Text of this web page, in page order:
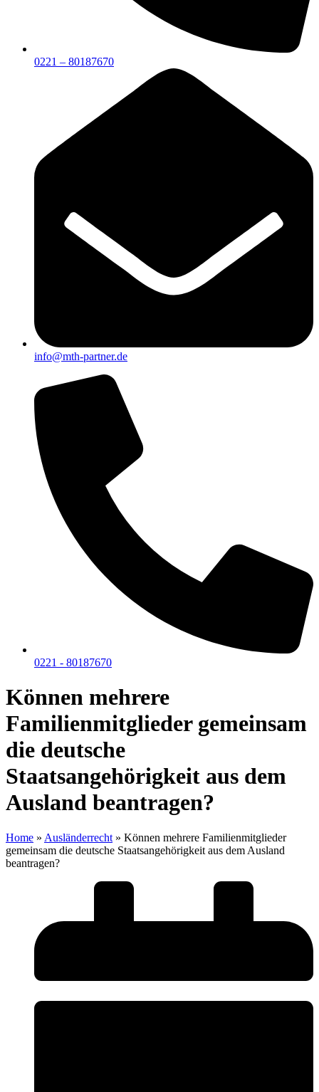
0221 – 80187670
info@mth-partner.de
0221 - 80187670
Können mehrere
Familienmitglieder gemeinsam
die deutsche
Staatsangehörigkeit aus dem
Ausland beantragen?
Home » Ausländerrecht » Können mehrere Familienmitglieder
gemeinsam die deutsche Staatsangehörigkeit aus dem Ausland
beantragen?